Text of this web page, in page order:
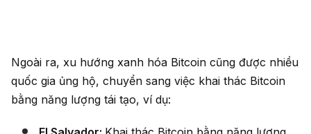
Ngoài ra, xu hướng xanh hóa Bitcoin cũng được nhiều
quốc gia ủng hộ, chuyển sang việc khai thác Bitcoin
bằng năng lượng tái tạo, ví dụ: